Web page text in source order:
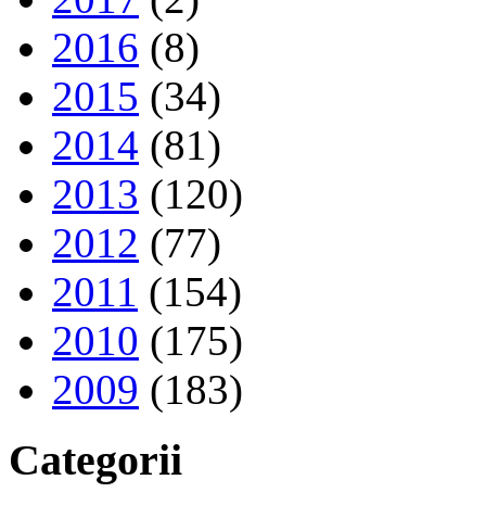
2016 (8)
2015 (34)
2014 (81)
2013 (120)
2012 (77)
2011 (154)
2010 (175)
2009 (183)
Categorii